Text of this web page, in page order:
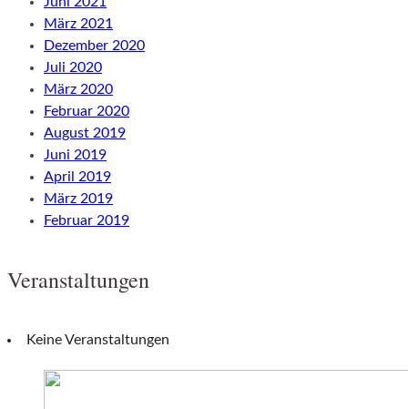
März 2021
Dezember 2020
Juli 2020
März 2020
Februar 2020
August 2019
Juni 2019
April 2019
März 2019
Februar 2019
Veranstaltungen
Keine Veranstaltungen